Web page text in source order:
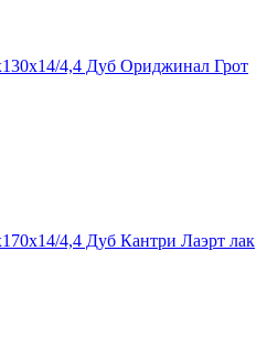
4,4 Дуб Ориджинал Грот
4,4 Дуб Кантри Лаэрт лак